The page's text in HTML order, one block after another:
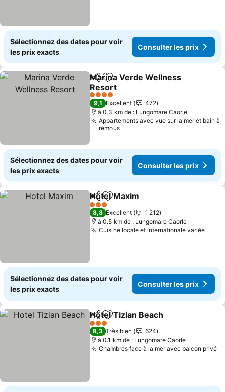
Sélectionnez des dates pour voir
les prix exacts
Consulter les prix
PartagerAjouter à mes favoris
Marina Verde Wellness
Resort
Consulter les prix
4 Étoiles
9,1 Excellent
472
à 0.3 km de : Lungomare Caorle
Appartements avec vue sur la mer et bain à
remous
Sélectionnez des dates pour voir
les prix exacts
Consulter les prix
PartagerAjouter à mes favoris
Hotel Maxim
3 Étoiles
8,8 Excellent
1 212
à 0.5 km de : Lungomare Caorle
Cuisine locale et internationale variée
Sélectionnez des dates pour voir
les prix exacts
Consulter les prix
PartagerAjouter à mes favoris
Hotel Tizian Beach
3 Étoiles
8,3 Très bien
624
à 0.1 km de : Lungomare Caorle
Chambres face à la mer avec balcon privé